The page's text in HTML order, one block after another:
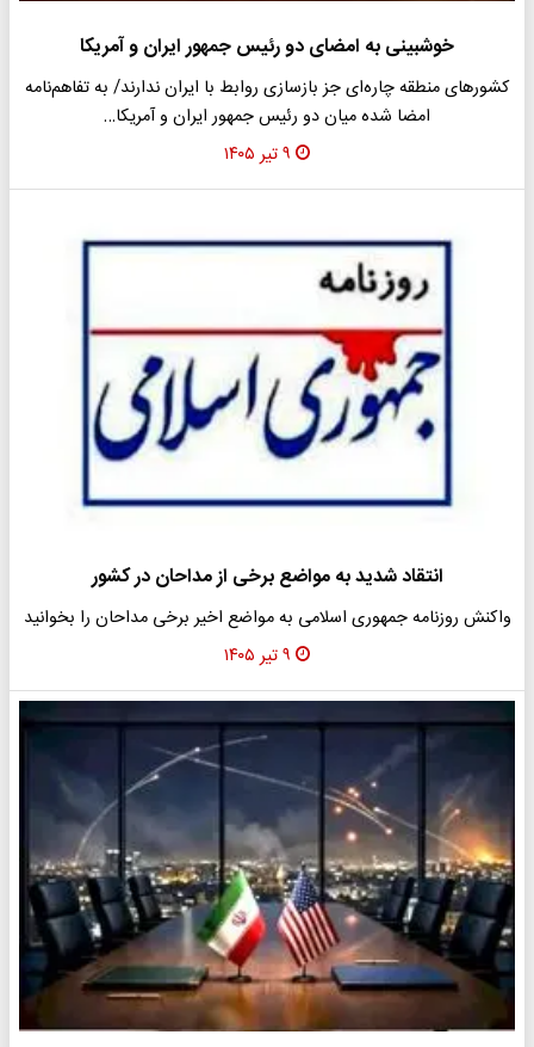
خوشبینی به امضای دو رئیس جمهور ایران و آمریکا
کشورهای منطقه چاره‌ای جز بازسازی روابط با ایران ندارند/ به تفاهم‌نامه
امضا شده میان دو رئیس جمهور ایران و آمریکا…
۹ تیر ۱۴۰۵
انتقاد شدید به مواضع برخی از مداحان در کشور
واکنش روزنامه جمهوری اسلامی به مواضع اخیر برخی مداحان را بخوانید
۹ تیر ۱۴۰۵